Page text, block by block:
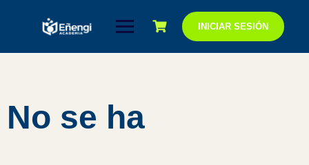
INICIAR SESIÓN
No se ha